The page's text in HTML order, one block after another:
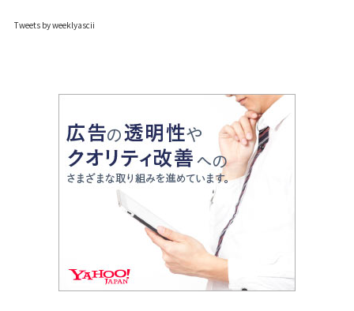
Tweets by weeklyascii